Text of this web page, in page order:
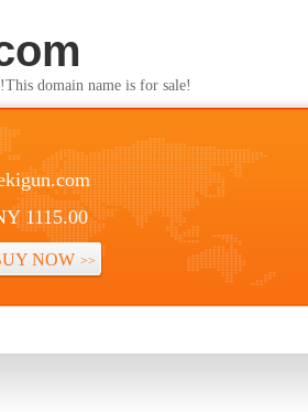
domain name is for sale!
1115.00
NOW >>